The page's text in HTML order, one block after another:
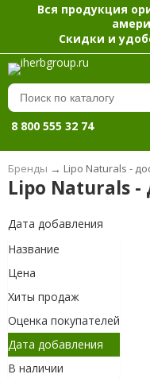
Вся продукция
Скидки и
8 800 555 32 74
Бренды → Lipo Naturals -
Lipo Naturals -
Дата добавления
Название
Цена
Хиты продаж
Оценка покупателей
Дата добавления
В наличии